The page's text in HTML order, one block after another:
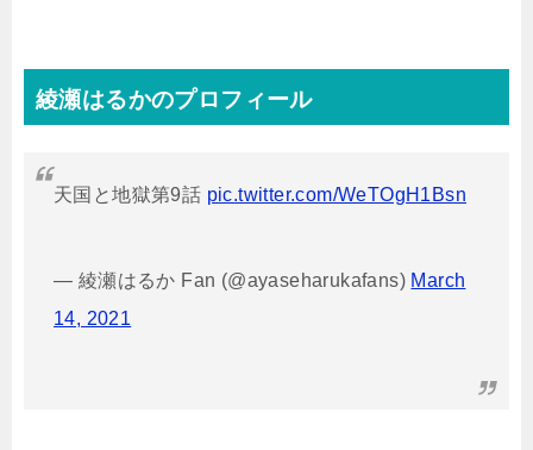
綾瀬はるかのプロフィール
天国と地獄第9話 pic.twitter.com/WeTOgH1Bsn
— 綾瀬はるか Fan (@ayaseharukafans) March
14, 2021